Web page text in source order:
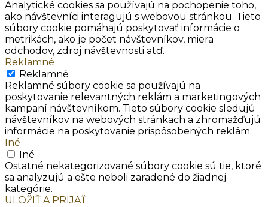
Analytické cookies sa používajú na pochopenie toho,
ako návštevníci interagujú s webovou stránkou. Tieto
súbory cookie pomáhajú poskytovať informácie o
metrikách, ako je počet návštevníkov, miera
odchodov, zdroj návštevnosti atď.
Reklamné
Reklamné
Reklamné súbory cookie sa používajú na
poskytovanie relevantných reklám a marketingových
kampaní návštevníkom. Tieto súbory cookie sledujú
návštevníkov na webových stránkach a zhromažďujú
informácie na poskytovanie prispôsobených reklám.
Iné
Iné
Ostatné nekategorizované súbory cookie sú tie, ktoré
sa analyzujú a ešte neboli zaradené do žiadnej
kategórie.
ULOŽIŤ A PRIJAŤ